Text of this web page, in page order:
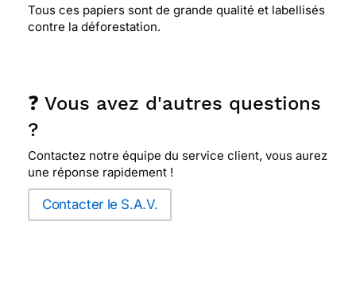
Tous ces papiers sont de grande qualité et labellisés
contre la déforestation.
❓ Vous avez d'autres questions
?
Contactez notre équipe du service client, vous aurez
une réponse rapidement !
Contacter le S.A.V.